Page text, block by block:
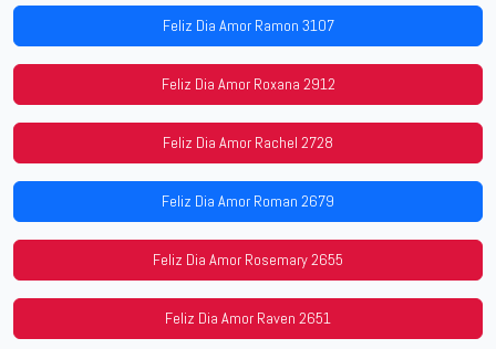
Feliz Dia Amor Ramon 3107
Feliz Dia Amor Roxana 2912
Feliz Dia Amor Rachel 2728
Feliz Dia Amor Roman 2679
Feliz Dia Amor Rosemary 2655
Feliz Dia Amor Raven 2651